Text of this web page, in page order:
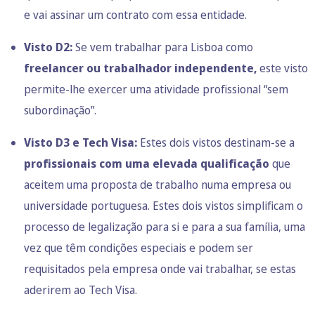
e vai assinar um contrato com essa entidade.
Visto D2:Se vem trabalhar para Lisboa como
freelancer ou trabalhador independente,este visto
permite-lhe exercer uma atividade profissional “sem
subordinação”.
Visto D3 e Tech Visa: Estes dois vistos destinam-se a
profissionais com uma elevada qualificação que
aceitem uma proposta de trabalho numa empresa ou
universidade portuguesa. Estes dois vistos simplificam o
processo de legalização para si e para a sua família, uma
vez que têm condições especiais e podem ser
requisitados pela empresa onde vai trabalhar, se estas
aderirem ao Tech Visa.